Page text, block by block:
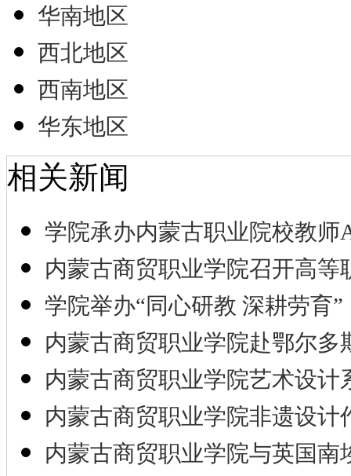
华南地区
西北地区
西南地区
华东地区
相关新闻
学院承办内蒙古职业院校教师
内蒙古商贸职业学院召开高等
学院举办“同心研教 深耕劳育”
内蒙古商贸职业学院赴鄂尔多
内蒙古商贸职业学院艺术设计
内蒙古商贸职业学院非遗设计
内蒙古商贸职业学院与英国南